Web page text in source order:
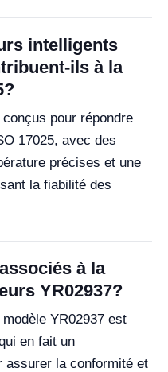
intelligents
ils à la
pour répondre
17025, avec des
précises et une
la fiabilité des
à la
YR02937?
YR02937 est
en fait un
assurer la conformité et